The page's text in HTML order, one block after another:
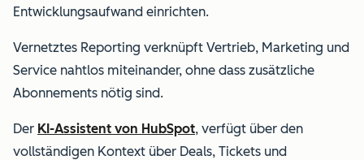
Entwicklungsaufwand einrichten.
Vernetztes Reporting verknüpft Vertrieb, Marketing und
Service nahtlos miteinander, ohne dass zusätzliche
Abonnements nötig sind.
Der KI-Assistent von HubSpot, verfügt über den
vollständigen Kontext über Deals, Tickets und